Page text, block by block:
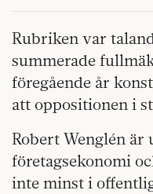
Rubriken var
summerade
föregående år
att oppositionen i
Robert Wenglén
företagsekonomi
inte minst i